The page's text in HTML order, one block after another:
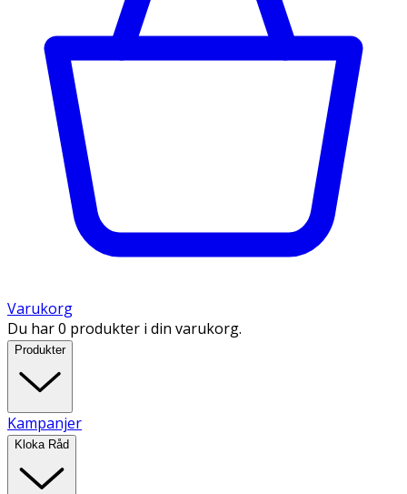
Varukorg
Du har 0 produkter i din varukorg.
Produkter
Kampanjer
Kloka Råd